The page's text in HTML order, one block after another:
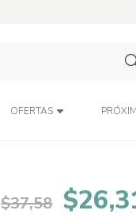
OFERTAS
$37,58 El
$